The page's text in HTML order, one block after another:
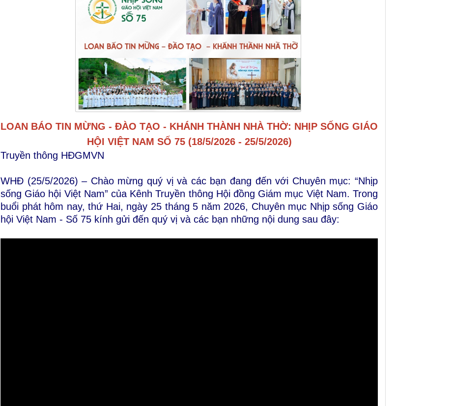
LOAN BÁO TIN MỪNG - ĐÀO TẠO - KHÁNH THÀNH NHÀ THỜ: NHỊP SỐNG GIÁO
HỘI VIỆT NAM SỐ 75 (18/5/2026 - 25/5/2026)
Truyền thông HĐGMVN
WHĐ (25/5/2026) – Chào mừng quý vị và các bạn đang đến với Chuyên mục: “Nhịp
sống Giáo hội Việt Nam” của Kênh Truyền thông Hội đồng Giám mục Việt Nam. Trong
buổi phát hôm nay, thứ Hai, ngày 25 tháng 5 năm 2026, Chuyên mục Nhịp sống Giáo
hội Việt Nam - Số 75 kính gửi đến quý vị và các bạn những nội dung sau đây: